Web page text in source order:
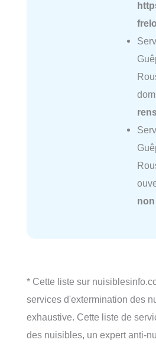
* Cette liste sur
services d'extermination des
exhaustive. Cette liste de
des nuisibles, un expert anti-